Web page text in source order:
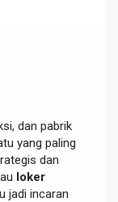
dan pabrik
yang paling
dan
loker
jadi incaran